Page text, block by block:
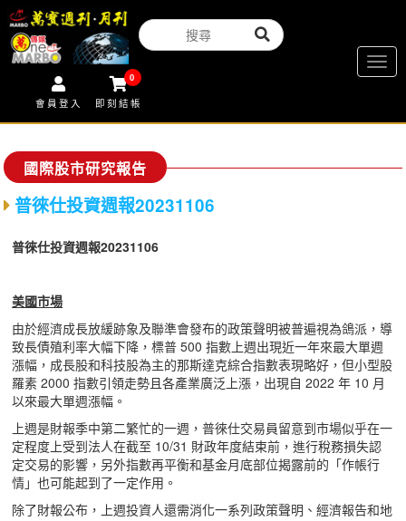
會員登入
0
即刻結帳
國際股市研究報告
普徠仕投資週報20231106
普徠仕投資週報20231106
美國市場
由於經濟成長放緩跡象及聯準會發布的政策聲明被普遍視為鴿派，導
致長債殖利率大幅下降，標普 500 指數上週出現近一年來最大單週
漲幅，成長股和科技股為主的那斯達克綜合指數表現略好，但小型股
羅素 2000 指數引領走勢且各產業廣泛上漲，出現自 2022 年 10 月
以來最大單週漲幅。
上週是財報季中第二繁忙的一週，普徠仕交易員留意到市場似乎在一
定程度上受到法人在截至 10/31 財政年度結束前，進行稅務損失認
定交易的影響，另外指數再平衡和基金月底部位揭露前的「作帳行
情」也可能起到了一定作用。
除了財報公布，上週投資人還需消化一系列政策聲明、經濟報告和地